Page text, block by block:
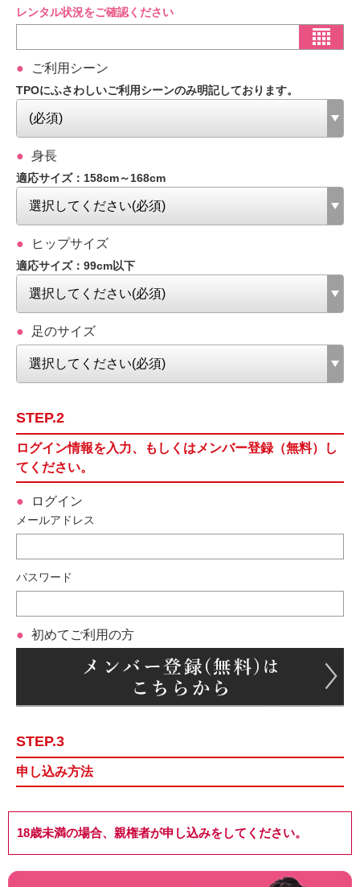
レンタル状況をご確認ください
ご利用シーン
TPOにふさわしいご利用シーンのみ明記しております。
身長
適応サイズ：158cm～168cm
ヒップサイズ
適応サイズ：99cm以下
足のサイズ
STEP.2
ログイン情報を入力、もしくはメンバー登録（無料）し
てください。
ログイン
メールアドレス
パスワード
初めてご利用の方
STEP.3
申し込み方法
18歳未満の場合、親権者が申し込みをしてください。